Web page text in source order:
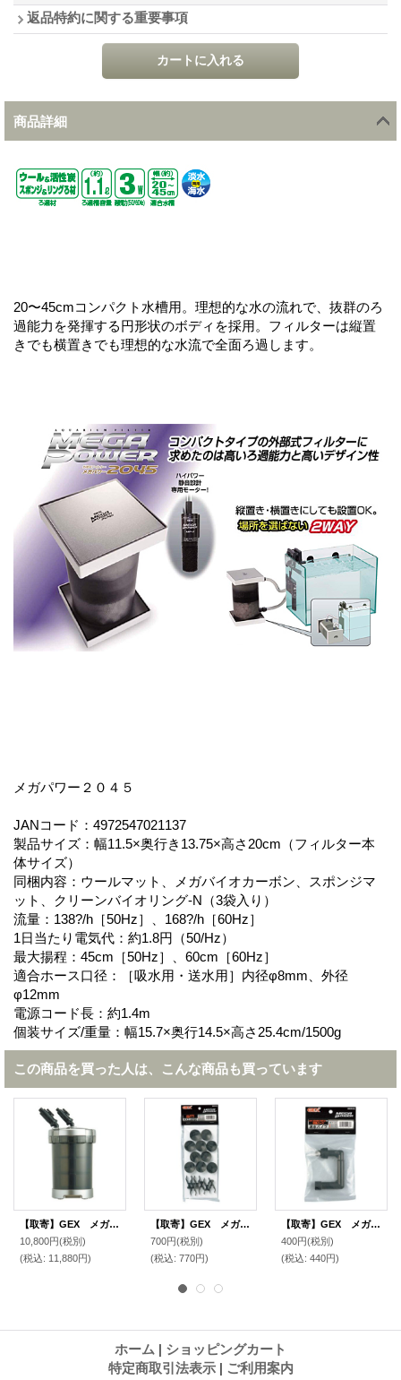
返品特約に関する重要事項
商品詳細
20〜45cmコンパクト水槽用。理想的な水の流れで、抜群のろ
過能力を発揮する円形状のボディを採用。フィルターは縦置
きでも横置きでも理想的な水流で全面ろ過します。
メガパワー２０４５
JANコード：4972547021137
製品サイズ：幅11.5×奥行き13.75×高さ20cm（フィルター本
体サイズ）
同梱内容：ウールマット、メガバイオカーボン、スポンジマ
ット、クリーンバイオリング-N（3袋入り）
流量：138?/h［50Hz］、168?/h［60Hz］
1日当たり電気代：約1.8円（50/Hz）
最大揚程：45cm［50Hz］、60cm［60Hz］
適合ホース口径：［吸水用・送水用］内径φ8mm、外径
φ12mm
電源コード長：約1.4m
個装サイズ/重量：幅15.7×奥行14.5×高さ25.4cm/1500g
この商品を買った人は、こんな商品も買っています
【取寄】GEX メガパワー６０９０
10,800円(税別)
(税込: 11,880円)
【取寄】GEX メガパワー用ＧＭ－１３２０３ キスゴムセット６０９０
700円(税別)
(税込: 770円)
【取寄】GEX メガパワー用ＧＭ－１３２２２ 送水パイプ
400円(税別)
(税込: 440円)
ホーム | ショッピングカート
特定商取引法表示 | ご利用案内